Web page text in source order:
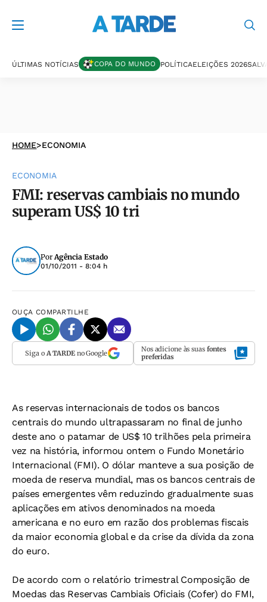
ÚLTIMAS NOTÍCIAS COPA DO MUNDO POLÍTICAELEIÇÕES 2026
HOME>ECONOMIA
ECONOMIA
FMI: reservas cambiais no mundo
superam US$ 10 tri
PorAgência Estado
01/10/2011 - 8:04 h
OUÇA COMPARTILHE
Siga o A TARDEno Google Nos adicione às suas fontes
preferidas
As reservas internacionais de todos os bancos
centrais do mundo ultrapassaram no final de junho
deste ano o patamar de US$ 10 trilhões pela primeira
vez na história, informou ontem o Fundo Monetário
Internacional (FMI). O dólar manteve a sua posição de
moeda de reserva mundial, mas os bancos centrais de
países emergentes vêm reduzindo gradualmente suas
aplicações em ativos denominados na moeda
americana e no euro em razão dos problemas fiscais
da maior economia global e da crise da dívida da zona
do euro.
De acordo com o relatório trimestral Composição de
Moedas das Reservas Cambiais Oficiais (Cofer) do FMI,